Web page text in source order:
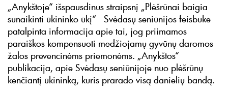
„Anykštoje“ išspausdinus straipsnį „Plėšrūnai baigia
sunaikinti ūkininko ūkį“ Svėdasų seniūnijos feisbuke
patalpinta informacija apie tai, jog priimamos
paraiškos kompensuoti medžiojamų gyvūnų daromos
žalos prevencinėms priemonėms. „Anykštos“
publikacija, apie Svėdasų seniūnijoje nuo plėšrūnų
kenčiantį ūkininką, kuris prarado visą danielių bandą.